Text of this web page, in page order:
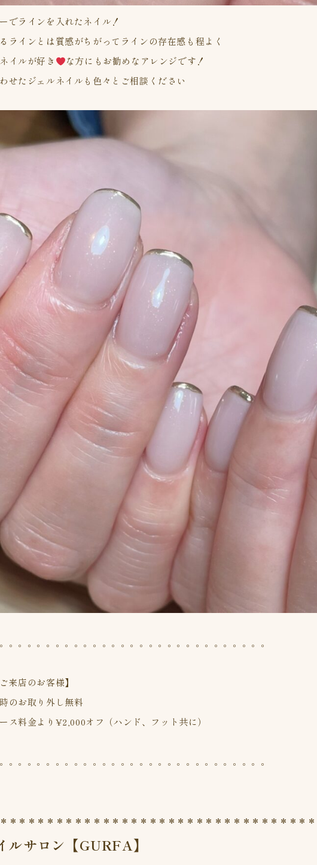
でラインを入れたネイル！
ラインとは質感がちがってラインの存在感も程よく
イルが好き
な方にもお勧めなアレンジです！
せたジェルネイルも色々とご相談ください
。。。。。。。。。。。。。。。。。。。。。。。。。。。。
来店のお客様】
のお取り外し無料
ス料金より¥2,000オフ（ハンド、フット共に）
。。。。。。。。。。。。。。。。。。。。。。。。。。。。
＊＊＊＊＊＊＊＊＊＊＊＊＊＊＊＊＊＊＊＊＊＊＊＊＊＊＊＊＊＊＊＊＊
ルサロン【GURFA】